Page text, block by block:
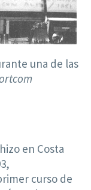
una de las
en Costa
curso de